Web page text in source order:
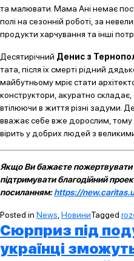
та малювати. Мама Ані немає
полі на сезонній роботі, за
продукти харчування та інші
Десятирічний Денис з
тата, після їх смерті рідний
майбутньому мріє стати
конструктори, акуратно
втілюючи в життя різні задуми.
вважає себе вже дорослим, тому
вірить у добрих людей з
Якщо Ви бажаєте пожертвувати
підтримувати благодійний
посиланням:https://
Posted in News НовиниTagged
Сюрприз під
українці